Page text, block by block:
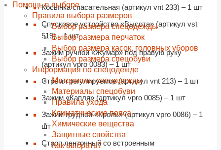
Помощь в выборе
Правила выбора размеров
Выбор размера спецодежды
Выбор размера перчаток
Выбор размера касок, головных уборов
Выбор размера спецобуви
Информация по спецодежде
Материалы спецодежды
Материалы спецобуви
Правила ухода
Климатические пояса
Химические вещества
Защитные свойства
Как выбрать?
Косынка спасательная (артикул vnt 233) – 1 шт
Спусковое устройство «Высота» (артикул vst
519) – 1 шт
Зажим ручной «Жумар» под правую руку
(артикул vpro 0083) – 1 шт
Стремя регулируемое (артикул vnt 213) – 1 шт
Зажим «Капля» (артикул vpro 0085) – 1 шт
Зажим грудной «Кроль» (артикул vpro 0086) – 1
шт
Строп ленточный со встроенным